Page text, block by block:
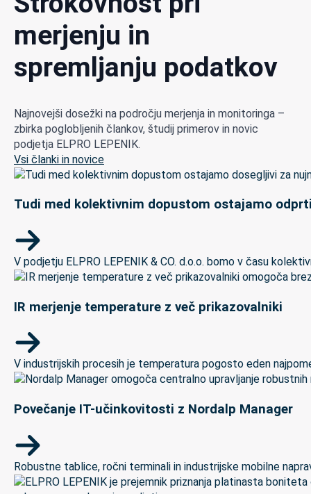
merjenju in
spremljanju podatkov
Najnovejši dosežki na področju merjenja in monitoringa –
zbirka poglobljenih člankov, študij primerov in novic
podjetja ELPRO LEPENIK.
Vsi članki in novice
Tudi med kolektivnim dopustom ostajamo
V podjetju ELPRO LEPENIK & CO. d.o.o. bomo v času
IR merjenje temperature z več prikazovalniki
V industrijskih procesih je temperatura pogosto eden
Povečanje IT-učinkovitosti z Nordalp Manager
Robustne tablice, ročni terminali in industrijske mobilne